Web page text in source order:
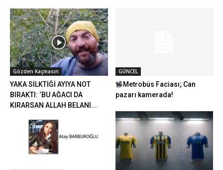
Gözden Kaçmasın
YAKA SİLKTİĞİ AYIYA NOT
BIRAKTI: ‘BU AĞACI DA
KIRARSAN ALLAH BELANI...
GÜNCEL
Metrobüs Faciası; Can
pazarı kamerada!